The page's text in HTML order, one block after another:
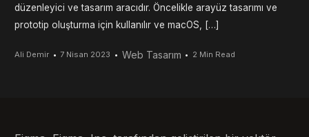
düzenleyici ve tasarım aracıdır. Öncelikle arayüz tasarımı ve
prototip oluşturma için kullanılır ve macOS, […]
Ali Demir 7 Nisan 2023 Web Tasarım 2 Min Read